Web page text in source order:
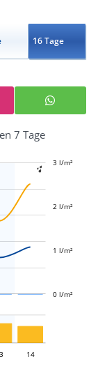
16 Tage
7 Tage

-1 l/m²
-0,5 l/m²
0 l/m²
0,5 l/m²
1 l/m²
1,5 l/m²
2 l/m²
4 l/m²
3 l/m²
-2 l/m²
14